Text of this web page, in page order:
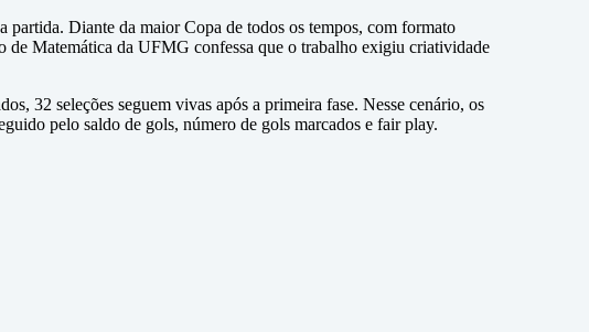
partida. Diante da maior Copa de todos os tempos, com formato
de Matemática da UFMG confessa que o trabalho exigiu criatividade
32 seleções seguem vivas após a primeira fase. Nesse cenário, os
pelo saldo de gols, número de gols marcados e fair play.